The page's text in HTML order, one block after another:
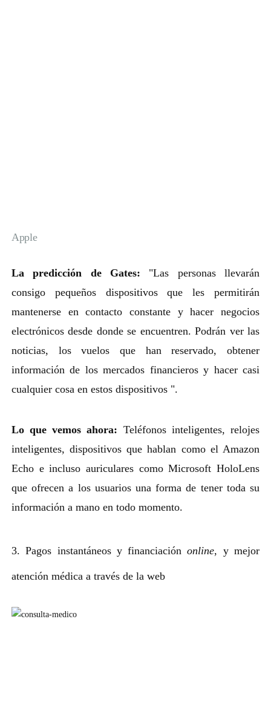
Apple
La predicción de Gates: "Las personas llevarán
consigo pequeños dispositivos que les permitirán
mantenerse en contacto constante y hacer negocios
electrónicos desde donde se encuentren. Podrán ver las
noticias, los vuelos que han reservado, obtener
información de los mercados financieros y hacer casi
cualquier cosa en estos dispositivos ".
Lo que vemos ahora: Teléfonos inteligentes, relojes
inteligentes, dispositivos que hablan como el Amazon
Echo e incluso auriculares como Microsoft HoloLens
que ofrecen a los usuarios una forma de tener toda su
información a mano en todo momento.
3. Pagos instantáneos y financiaciónonline, y mejor
atención médica a través de la web